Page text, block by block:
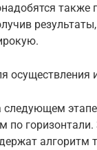
также
осуществления
следующем этапе
по
алгоритм